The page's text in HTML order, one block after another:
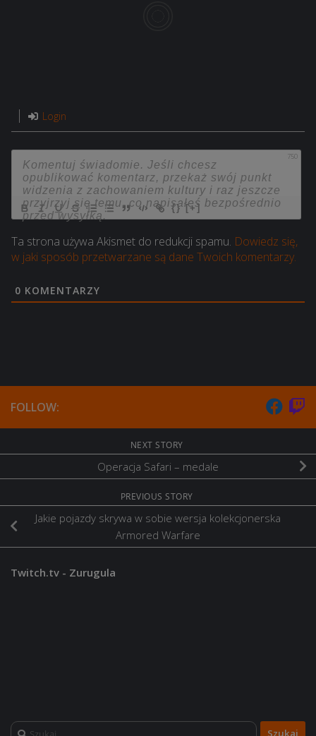
Login
750
{} [+]
Ta strona używa Akismet do redukcji spamu. Dowiedz się,
w jaki sposób przetwarzane są dane Twoich komentarzy.
0 KOMENTARZY
FOLLOW:
NEXT STORY
Operacja Safari – medale
PREVIOUS STORY
Jakie pojazdy skrywa w sobie wersja kolekcjonerska
Armored Warfare
Twitch.tv - Zurugula
Szukaj: